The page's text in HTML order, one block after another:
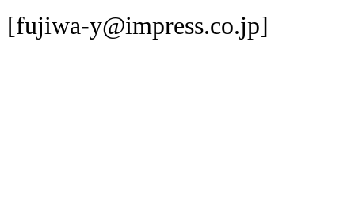
[fujiwa-y@impress.co.jp]